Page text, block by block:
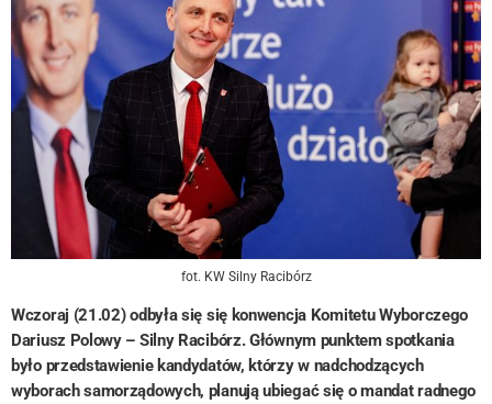
fot. KW Silny Racibórz
Wczoraj (21.02) odbyła się się konwencja Komitetu Wyborczego
Dariusz Polowy – Silny Racibórz. Głównym punktem spotkania
było przedstawienie kandydatów, którzy w nadchodzących
wyborach samorządowych, planują ubiegać się o mandat radnego